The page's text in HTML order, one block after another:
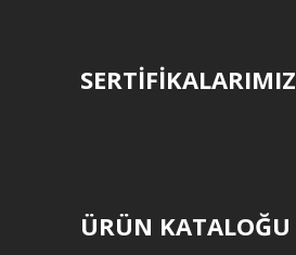
SERTİFİKALARIMIZ
ÜRÜN KATALOĞU